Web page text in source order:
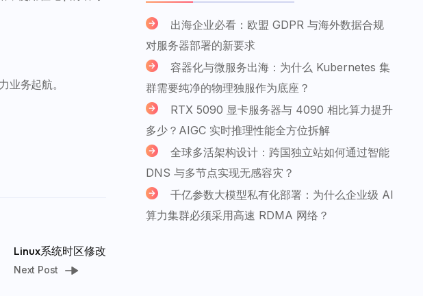
务起航。
Linux系统时区修改
Next Post
出海企业必看：欧盟 GDPR 与海外数据合规
对服务器部署的新要求
容器化与微服务出海：为什么 Kubernetes 集
群需要纯净的物理独服作为底座？
RTX 5090 显卡服务器与 4090 相比算力提升
多少？AIGC 实时推理性能全方位拆解
全球多活架构设计：跨国独立站如何通过智能
DNS 与多节点实现无感容灾？
千亿参数大模型私有化部署：为什么企业级 AI
算力集群必须采用高速 RDMA 网络？